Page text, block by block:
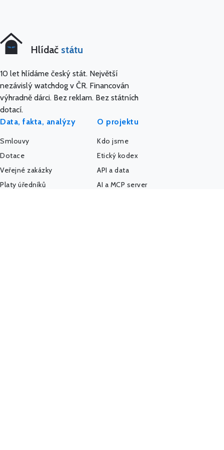
Hlídač státu
10 let hlídáme český stát. Největší
nezávislý watchdog v ČR. Financován
výhradně dárci. Bez reklam. Bez státních
dotací.
Data, fakta, analýzy
Smlouvy
Dotace
Veřejné zakázky
Platy úředníků
O projektu
Kdo jsme
Etický kodex
API a data
AI a MCP server